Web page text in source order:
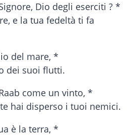
Dio degli eserciti ? *
e la tua fedeltà ti fa
del mare, *
dei suoi flutti.
come un vinto, *
hai disperso i tuoi nemici.
è la terra, *